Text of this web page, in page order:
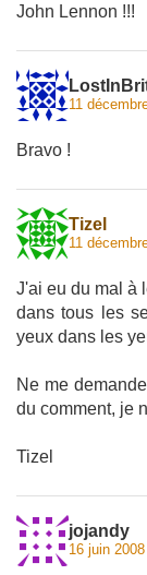
John Lennon !!!
11
Bravo !
Tizel
11
J'ai eu du mal à
dans tous les
yeux dans les
Ne me
du comment, je
Tizel
jojandy
16 juin